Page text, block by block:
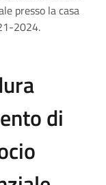
presso la casa
2024.
di